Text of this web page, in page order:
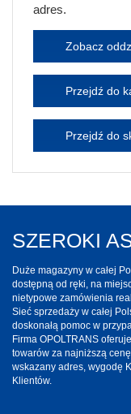
adres.
Zobacz
Przejdź do
Przejdź do
SZEROKI
Duże magazyny w całej
dostępną od ręki, na
nietypowe zamówienia
Sieć sprzedaży w całej
doskonałą pomoc w
Firma OPOLTRANS
towarów za najniższą
wskazany adres, wygodę
Klientów.